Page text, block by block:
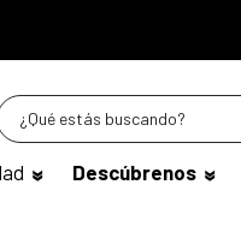
Descúbrenos